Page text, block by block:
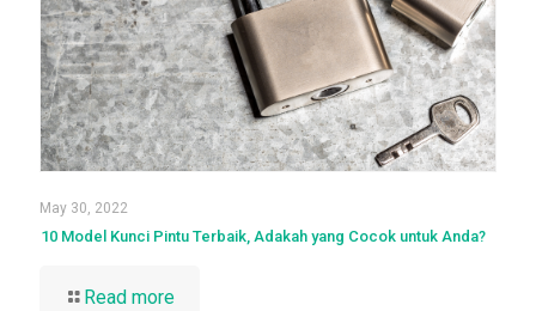
May 30, 2022
10 Model Kunci Pintu Terbaik, Adakah yang Cocok untuk Anda?
Read more